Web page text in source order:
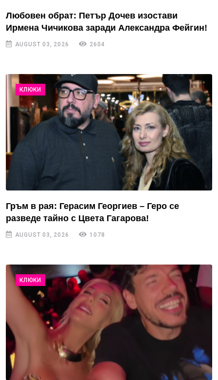
Любовен обрат: Петър Дочев изостави
Ирмена Чичикова заради Александра Фейгин!
AUGUST 03, 2026 2604
КЛЮКИ
Гръм в рая: Герасим Георгиев – Геро се
разведе тайно с Цвета Гагарова!
AUGUST 03, 2026 1078
КЛЮКИ